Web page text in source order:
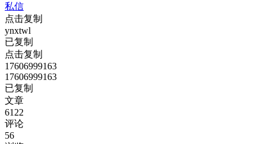
私信
点击复制
ynxtwl
已复制
点击复制
17606999163
17606999163
已复制
文章
6122
评论
56